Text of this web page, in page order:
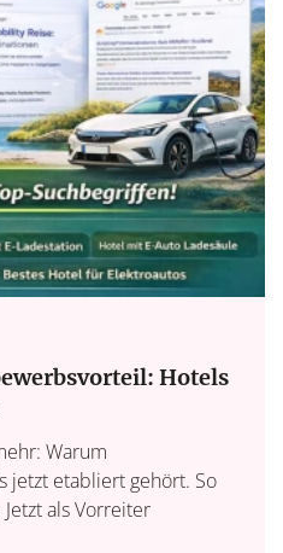
Hotels
Warum
jetzt etabliert gehört. So
als Vorreiter